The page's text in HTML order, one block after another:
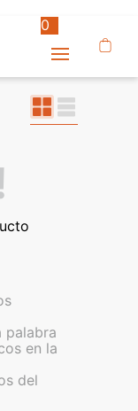
0
palabra
en la
del